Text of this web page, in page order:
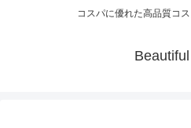
コスパに優れた高品質コ